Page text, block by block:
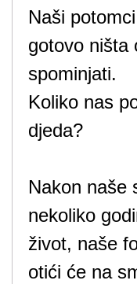
Naši
gotovo ništa
spominjati.
Koliko nas
djeda?
Nakon naše
nekoliko
život, naše
otići će na